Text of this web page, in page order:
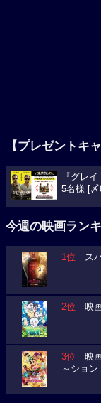
【プレゼントキ
『グレ
5名様 [〆
今週の映画ラン
1位 ス
2位 映
3位 映
～ション